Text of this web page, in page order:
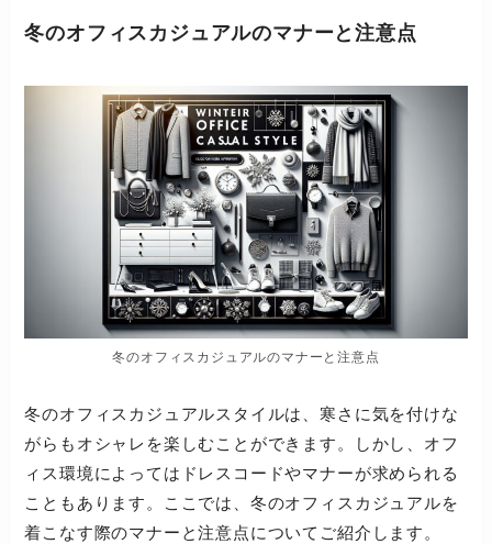
冬のオフィスカジュアルのマナーと注意点
冬のオフィスカジュアルのマナーと注意点
冬のオフィスカジュアルスタイルは、寒さに気を付けな
がらもオシャレを楽しむことができます。しかし、オフ
ィス環境によってはドレスコードやマナーが求められる
こともあります。ここでは、冬のオフィスカジュアルを
着こなす際のマナーと注意点についてご紹介します。